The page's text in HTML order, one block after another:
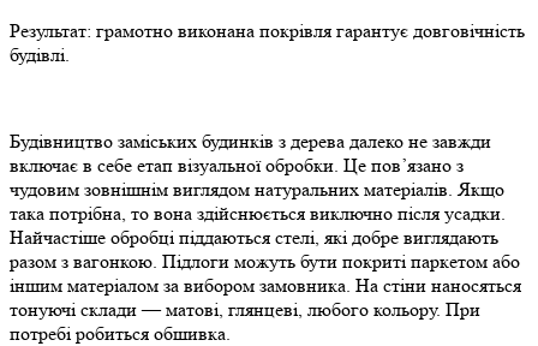
Результат: грамотно виконана покрівля гарантує довговічність
будівлі.
Будівництво заміських будинків з дерева далеко не завжди
включає в себе етап візуальної обробки. Це пов’язано з
чудовим зовнішнім виглядом натуральних матеріалів. Якщо
така потрібна, то вона здійснюється виключно після усадки.
Найчастіше обробці піддаються стелі, які добре виглядають
разом з вагонкою. Підлоги можуть бути покриті паркетом або
іншим матеріалом за вибором замовника. На стіни наносяться
тонуючі склади — матові, глянцеві, любого кольору. При
потребі робиться обшивка.